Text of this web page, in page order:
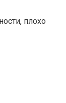
плохо